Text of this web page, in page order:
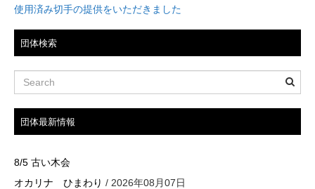
ナ
ビ
ゲ
ー
シ
ン
使用済み切手の提供をいただきました
団体検索
団体最新情報
8/5 古い木会
オカリナ ひまわり / 2026年08月07日